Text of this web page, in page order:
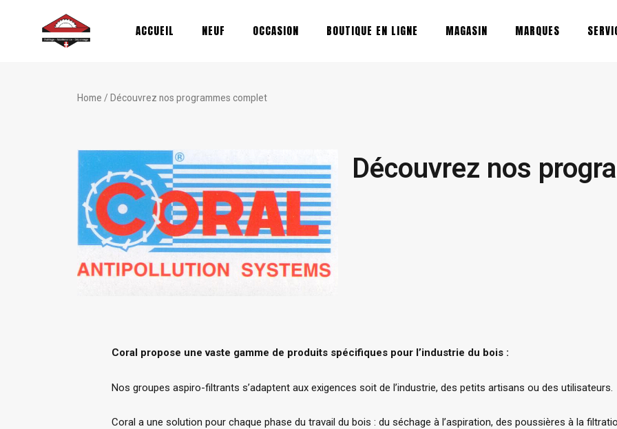
ACCUEIL NEUF OCCASION BOUTIQUE EN LIGNE MAGASIN MARQUES
Home / Découvrez nos programmes complet
Découvrez nos
Coral propose une vaste gamme de produits spécifiques pour l’industrie du bois :
Nos groupes aspiro-filtrants s’adaptent aux exigences soit de l’industrie, des petits artisans ou des utilisateurs.
Coral a une solution pour chaque phase du travail du bois : du séchage à l’aspiration, des poussières à la